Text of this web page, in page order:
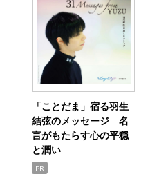
「ことだま」宿る羽生
結弦のメッセージ 名
言がもたらす心の平穏
と潤い
PR